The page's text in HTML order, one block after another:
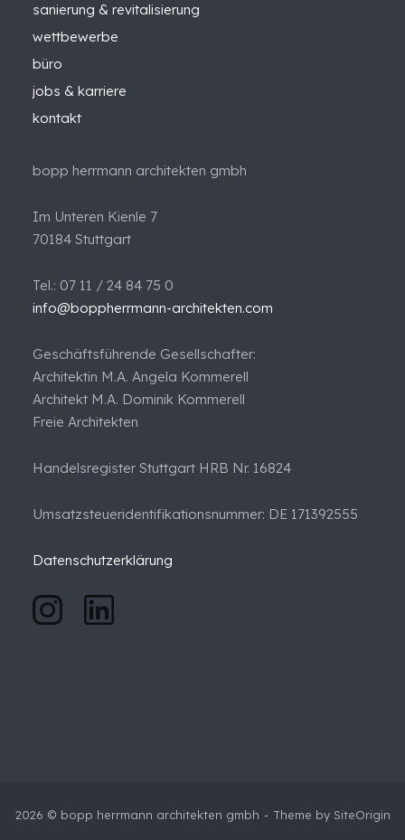
sanierung & revitalisierung
wettbewerbe
büro
jobs & karriere
kontakt
bopp herrmann architekten gmbh
Im Unteren Kienle 7
70184 Stuttgart
Tel.: 07 11 / 24 84 75 0
info@boppherrmann-architekten.com
Geschäftsführende Gesellschafter:
Architektin M.A. Angela Kommerell
Architekt M.A. Dominik Kommerell
Freie Architekten
Handelsregister Stuttgart HRB Nr. 16824
Umsatzsteueridentifikationsnummer: DE 171392555
Datenschutzerklärung
2026 © bopp herrmann architekten gmbh Theme by SiteOrigin